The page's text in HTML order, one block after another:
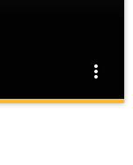
more_vert